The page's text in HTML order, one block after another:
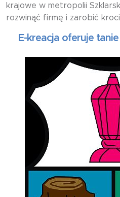
krajowe w metropolii
rozwinąć firmę i zarobić
kreacja oferuje tanie